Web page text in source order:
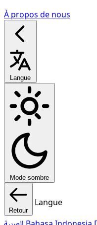
À propos de nous
Langue
Mode sombre
Retour
Langue